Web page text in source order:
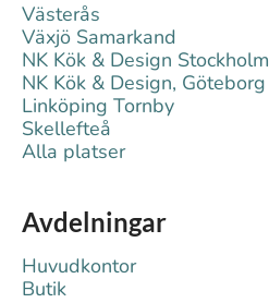
Västerås
Växjö Samarkand
NK Kök & Design Stockholm
NK Kök & Design, Göteborg
Linköping Tornby
Skellefteå
Alla platser
Avdelningar
Huvudkontor
Butik